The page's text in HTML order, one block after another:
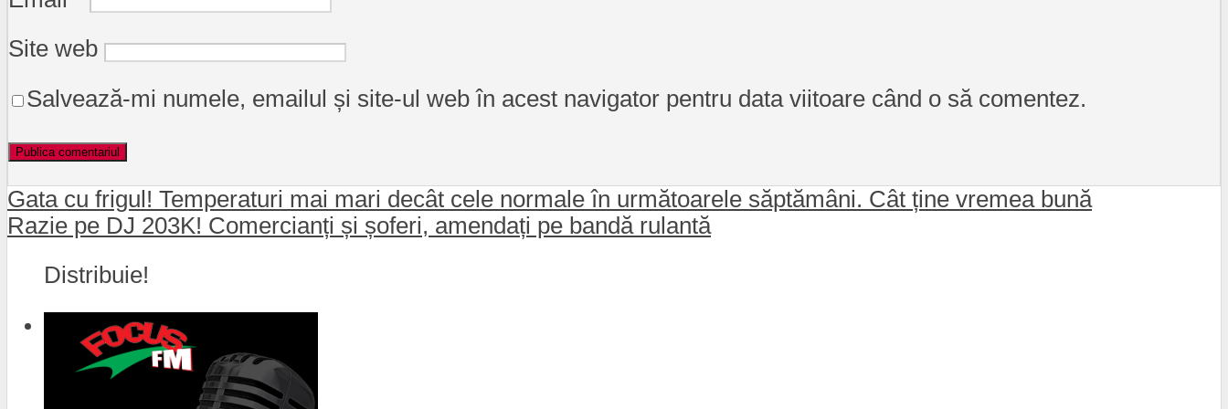
Site web
Salvează-mi numele, emailul și site-ul web în acest navigator pentru data viitoare când o să comentez.
Gata cu frigul! Temperaturi mai mari decât cele normale în următoarele săptămâni. Cât ține vremea bună
Razie pe DJ 203K! Comercianți și șoferi, amendați pe bandă rulantă
Distribuie!